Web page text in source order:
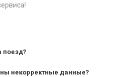
поезд?
некорректные данные?